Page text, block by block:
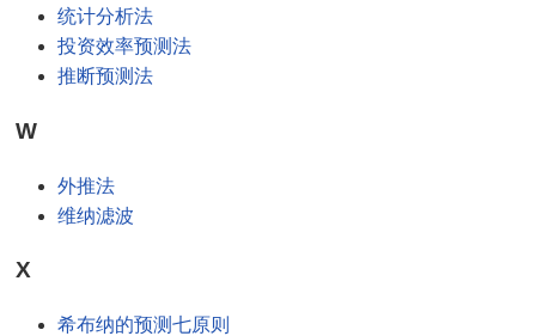
统计分析法
投资效率预测法
推断预测法
W
外推法
维纳滤波
X
希布纳的预测七原则